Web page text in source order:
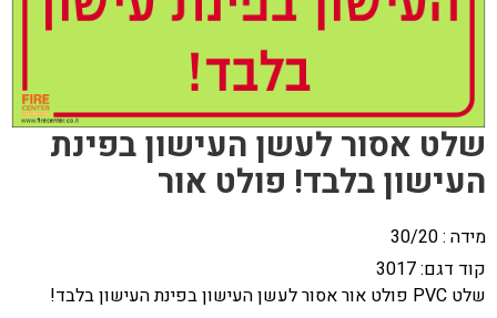
שלט אסור לעשן העישון בפינת
העישון בלבד! פולט אור
מידה : 30/20
קוד דגם:3017
שלט PVC פולט אור אסור לעשן העישון בפינת העישון בלבד!